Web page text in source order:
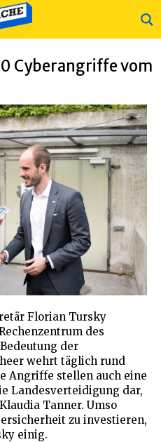
Cyberangriffe vom
Florian Tursky
des
der
wehrt täglich rund
Angriffe stellen auch eine
Landesverteidigung dar,
Tanner. Umso
zu investieren,
einig.